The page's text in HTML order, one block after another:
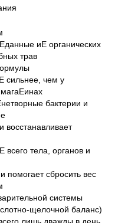
иЕ органических
трав
сильнее, чем у
бактерии и
восстанавливает
всего тела, органов и
помогает сбросить вес
системы
щелочной баланс)
лишь дважды в день.